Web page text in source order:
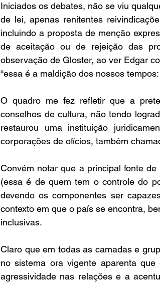
Iniciados os debates, não se viu
de lei, apenas renitentes
incluindo a proposta de menção
de aceitação ou de rejeição das
observação de Gloster, ao ver Edgar
“essa é a maldição dos nossos
O quadro me fez refletir que a
conselhos de cultura, não tendo
restaurou uma instituição
corporações de ofícios, também
Convém notar que a principal fonte
(essa é de quem tem o controle do
devendo os componentes ser
contexto em que o país se encontra,
inclusivas.
Claro que em todas as camadas e
no sistema ora vigente aparenta
agressividade nas relações e a